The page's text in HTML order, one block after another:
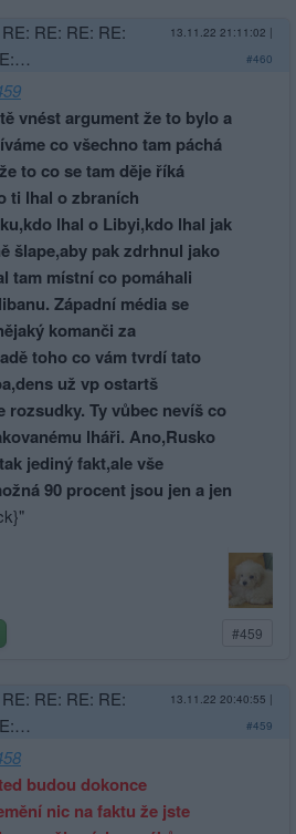
RE: RE: RE: RE:
13.11.22 21:11:02 |
#460
vnést argument že to bylo a
co všechno tam páchá
to co se tam děje říká
ti lhal o zbraních
lhal o Libyi,kdo lhal jak
šlape,aby pak zdrhnul jako
tam místní co pomáhali
Západní média se
komanči za
toho co vám tvrdí tato
už vp ostartš
rozsudky. Ty vůbec nevíš co
lháři. Ano,Rusko
jediný fakt,ale vše
90 procent jsou jen a jen
#459
RE: RE: RE: RE:
13.11.22 20:40:55 |
#459
budou dokonce
nic na faktu že jste